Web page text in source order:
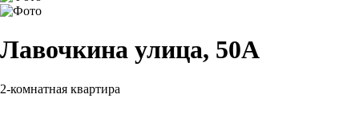
Лавочкина улица, 50А
2-комнатная квартира